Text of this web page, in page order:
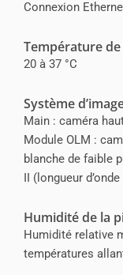
Connexion
Température
20 à 37 °C
Système
Main : caméra
Module OLM :
blanche de faible
II (longueur
Humidité de la
Humidité relative
températures